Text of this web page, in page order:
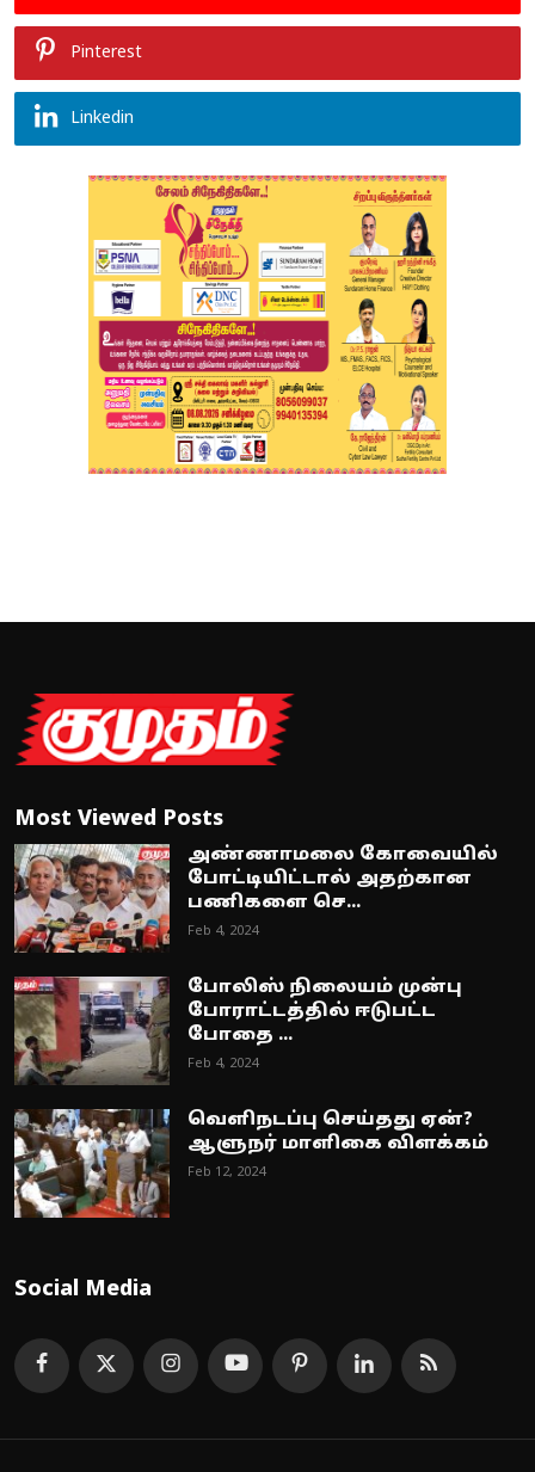
Pinterest
Linkedin
Most Viewed Posts
அண்ணாமலை கோவையில்
போட்டியிட்டால் அதற்கான
பணிகளை செ...
Feb 4, 2024
போலிஸ் நிலையம் முன்பு
போராட்டத்தில் ஈடுபட்ட
போதை ...
Feb 4, 2024
வெளிநடப்பு செய்தது ஏன்?
ஆளுநர் மாளிகை விளக்கம்
Feb 12, 2024
Social Media